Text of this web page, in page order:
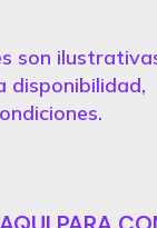
son
disponibilidad,